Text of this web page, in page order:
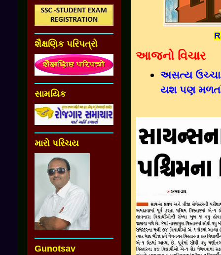
આજનો વિચાર
અસત્ય
યશ પણ
શૈક્ષણિક પરિપત્રો
સામયિક
મારો પરિચય
Gunotsav